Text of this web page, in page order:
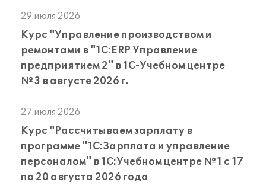
29 июля 2026
Курс "Управление производством и
ремонтами в "1С:ERP Управление
предприятием 2" в 1С-Учебном центре
№3 в августе 2026 г.
27 июля 2026
Курс "Рассчитываем зарплату в
программе "1С:Зарплата и управление
персоналом" в 1С:Учебном центре №1 с 17
по 20 августа 2026 года